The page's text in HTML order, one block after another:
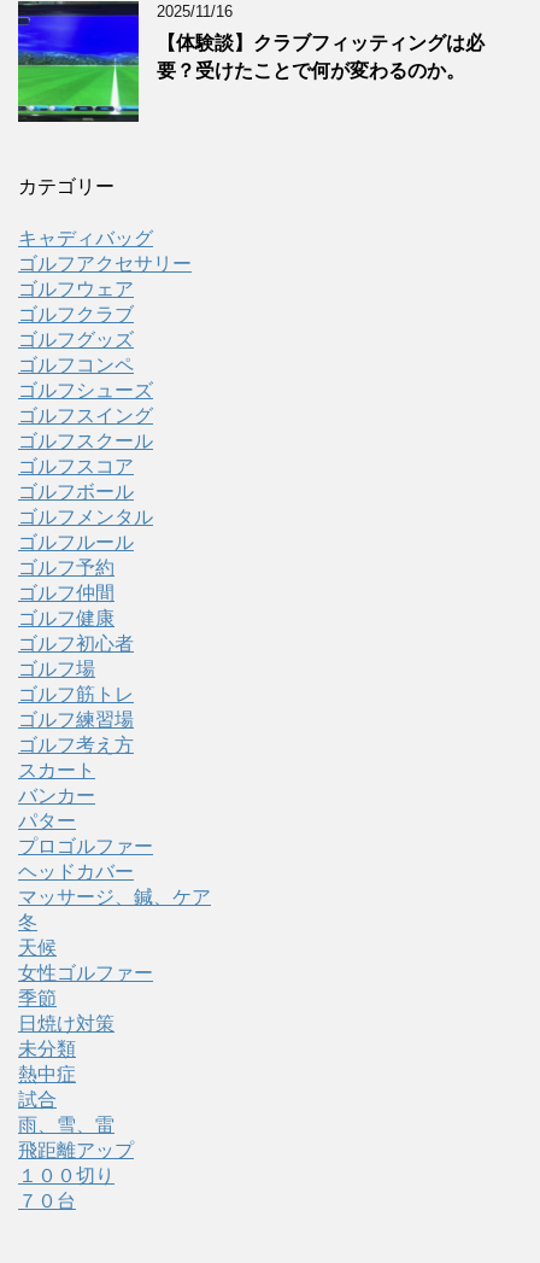
2025/11/16
【体験談】クラブフィッティングは必
要？受けたことで何が変わるのか。
カテゴリー
キャディバッグ
ゴルフアクセサリー
ゴルフウェア
ゴルフクラブ
ゴルフグッズ
ゴルフコンペ
ゴルフシューズ
ゴルフスイング
ゴルフスクール
ゴルフスコア
ゴルフボール
ゴルフメンタル
ゴルフルール
ゴルフ予約
ゴルフ仲間
ゴルフ健康
ゴルフ初心者
ゴルフ場
ゴルフ筋トレ
ゴルフ練習場
ゴルフ考え方
スカート
バンカー
パター
プロゴルファー
ヘッドカバー
マッサージ、鍼、ケア
冬
天候
女性ゴルファー
季節
日焼け対策
未分類
熱中症
試合
雨、雪、雷
飛距離アップ
１００切り
７０台